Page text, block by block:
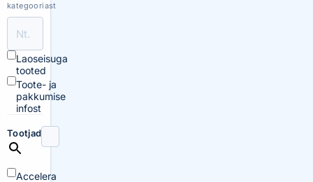
kategooriast
Laoseisuga
tooted
Toote- ja
pakkumise
infost
Tootjad
Accelera